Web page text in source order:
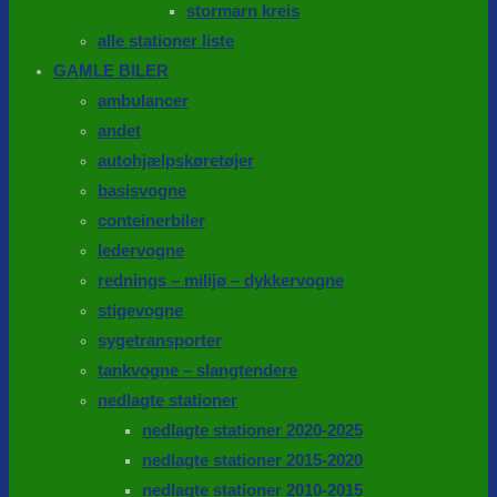
stormarn kreis
alle stationer liste
GAMLE BILER
ambulancer
andet
autohjælpskøretøjer
basisvogne
conteinerbiler
ledervogne
rednings – milijø – dykkervogne
stigevogne
sygetransporter
tankvogne – slangtendere
nedlagte stationer
nedlagte stationer 2020-2025
nedlagte stationer 2015-2020
nedlagte stationer 2010-2015